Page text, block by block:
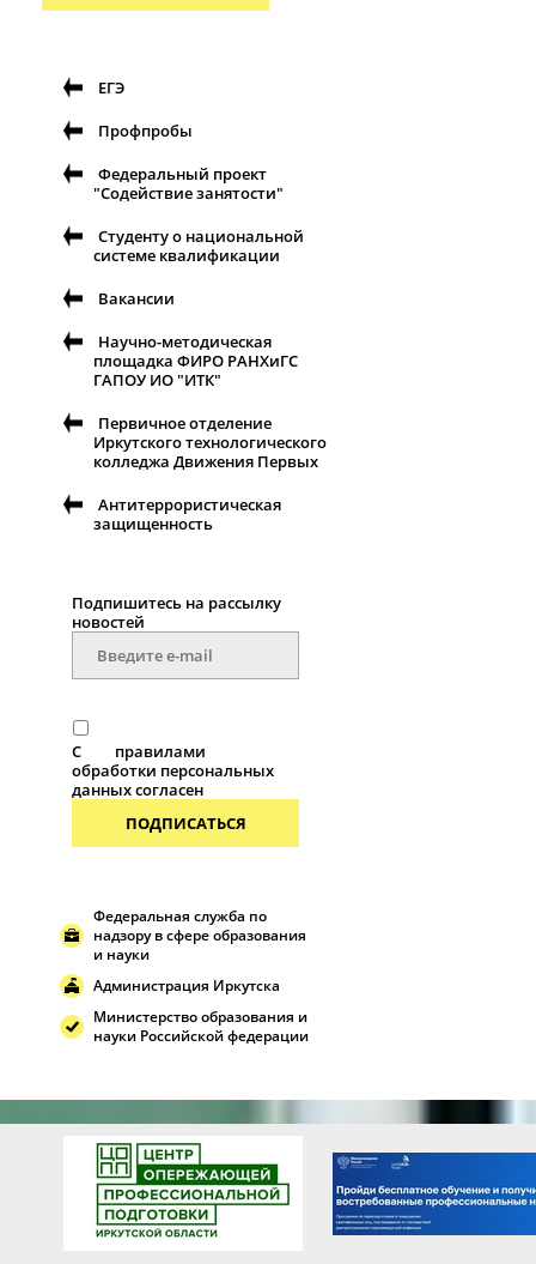
ЕГЭ
Профпробы
Федеральный проект
"Содействие занятости"
Студенту о национальной
системе квалификации
Вакансии
Научно-методическая
площадка ФИРО РАНХиГС
ГАПОУ ИО "ИТК"
Первичное отделение
Иркутского технологического
колледжа Движения Первых
Антитеррористическая
защищенность
Подпишитесь на рассылку
новостей
С
правилами
обработки персональных
данных согласен
ПОДПИСАТЬСЯ
Федеральная служба по
надзору в сфере образования
и науки
Администрация Иркутска
Министерство образования и
науки Российской федерации